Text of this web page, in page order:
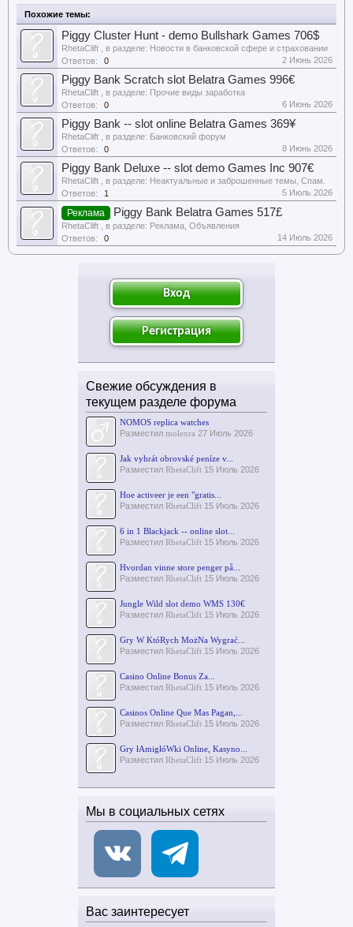
Похожие темы:
Piggy Cluster Hunt - demo Bullshark Games 706$
RhetaClift , в разделе: Новости в банковской сфере и страховании
Ответов:
0 2 Июнь 2026
Piggy Bank Scratch slot Belatra Games 996€
RhetaClift , в разделе: Прочие виды заработка
Ответов:
0 6 Июнь 2026
Piggy Bank -- slot online Belatra Games 369¥
RhetaClift , в разделе: Банковский форум
Ответов:
0 8 Июнь 2026
Piggy Bank Deluxe -- slot demo Games Inc 907€
RhetaClift , в разделе: Неактуальные и заброшенные темы, Спам.
Ответов:
1 5 Июль 2026
Реклама Piggy Bank Belatra Games 517£
RhetaClift , в разделе: Реклама, Объявления
Ответов:
0 14 Июль 2026
Вход
Регистрация
Свежие обсуждения в
текущем разделе форума
NOMOS replica watches
Разместил molexra 27 Июль 2026
Jak vyhrát obrovské peníze v...
Разместил RhetaClift 15 Июль 2026
Hoe activeer je een "gratis...
Разместил RhetaClift 15 Июль 2026
6 in 1 Blackjack -- online slot...
Разместил RhetaClift 15 Июль 2026
Hvordan vinne store penger på...
Разместил RhetaClift 15 Июль 2026
Jungle Wild slot demo WMS 130€
Разместил RhetaClift 15 Июль 2026
Gry W KtóRych MożNa Wygrać...
Разместил RhetaClift 15 Июль 2026
Casino Online Bonus Za...
Разместил RhetaClift 15 Июль 2026
Casinos Online Que Mas Pagan,...
Разместил RhetaClift 15 Июль 2026
Gry łAmigłóWki Online, Kasyno...
Разместил RhetaClift 15 Июль 2026
Мы в социальных сетях
Вас заинтересует